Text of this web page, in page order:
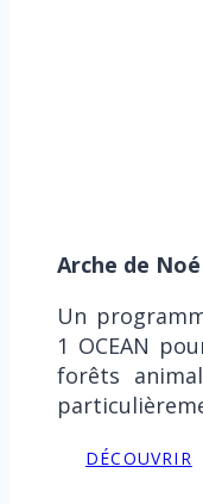
Arche de Noé
Un
1 OCEAN
forêts
DÉCOUVRIR